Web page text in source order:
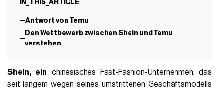
IN_THIS_ARTICLE
Antwort von Temu
Den Wettbewerb zwischen Shein und Temu
verstehen
Shein, ein chinesisches Fast-Fashion-Unternehmen, das
seit langem wegen seines umstrittenen Geschäftsmodells